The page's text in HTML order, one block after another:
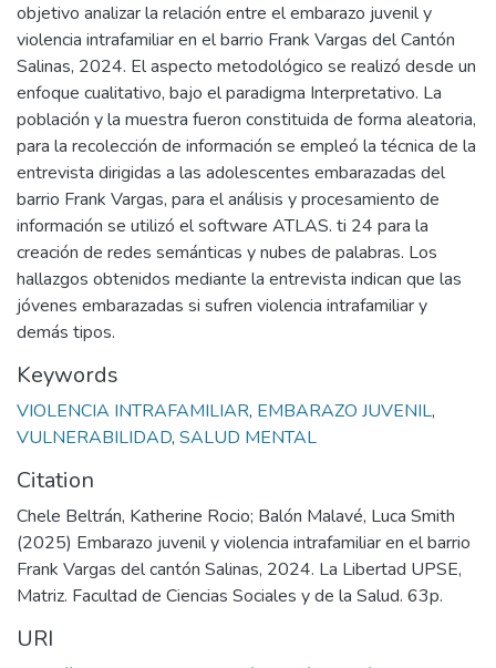
objetivo analizar la relación entre el embarazo juvenil y
violencia intrafamiliar en el barrio Frank Vargas del Cantón
Salinas, 2024. El aspecto metodológico se realizó desde un
enfoque cualitativo, bajo el paradigma Interpretativo. La
población y la muestra fueron constituida de forma aleatoria,
para la recolección de información se empleó la técnica de la
entrevista dirigidas a las adolescentes embarazadas del
barrio Frank Vargas, para el análisis y procesamiento de
información se utilizó el software ATLAS. ti 24 para la
creación de redes semánticas y nubes de palabras. Los
hallazgos obtenidos mediante la entrevista indican que las
jóvenes embarazadas si sufren violencia intrafamiliar y
demás tipos.
Keywords
VIOLENCIA INTRAFAMILIAR, EMBARAZO JUVENIL,
VULNERABILIDAD, SALUD MENTAL
Citation
Chele Beltrán, Katherine Rocio; Balón Malavé, Luca Smith
(2025) Embarazo juvenil y violencia intrafamiliar en el barrio
Frank Vargas del cantón Salinas, 2024. La Libertad UPSE,
Matriz. Facultad de Ciencias Sociales y de la Salud. 63p.
URI